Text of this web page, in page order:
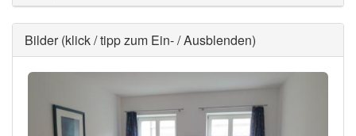
Ausblenden
Bilder (klick / tipp zum Ein- / Ausblenden)